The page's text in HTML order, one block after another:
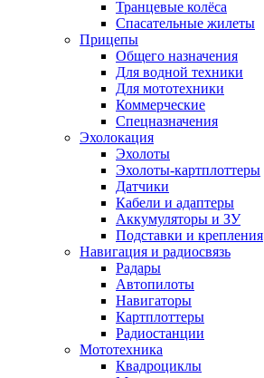
Транцевые колёса
Спасательные жилеты
Прицепы
Общего назначения
Для водной техники
Для мототехники
Коммерческие
Спецназначения
Эхолокация
Эхолоты
Эхолоты-картплоттеры
Датчики
Кабели и адаптеры
Аккумуляторы и ЗУ
Подставки и крепления
Навигация и радиосвязь
Радары
Автопилоты
Навигаторы
Картплоттеры
Радиостанции
Мототехника
Квадроциклы